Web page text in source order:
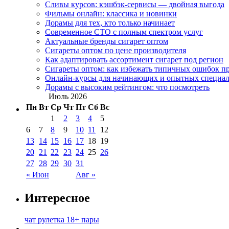
Сливы курсов: кэшбэк-сервисы — двойная выгода
Фильмы онлайн: классика и новинки
Дорамы для тех, кто только начинает
Современное СТО с полным спектром услуг
Актуальные бренды сигарет оптом
Сигареты оптом по цене производителя
Как адаптировать ассортимент сигарет под регион
Сигареты оптом: как избежать типичных ошибок
Онлайн-курсы для начинающих и опытных
Дорамы с высоким рейтингом: что посмотреть
Июль 2026
Пн Вт Ср Чт Пт Сб Вс
« Июн Авг »
1 2 3 4
5
6
7 8 9 10 11
12
13 14 15 16 17 18 19
20 21 22 23 24 25 26
27 28 29 30 31
Интересное
чат рулетка 18+ пары